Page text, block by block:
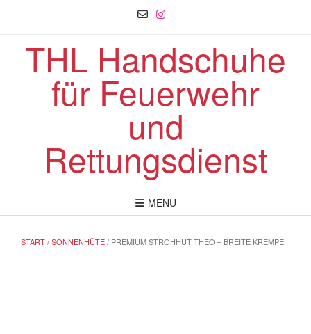
THL Handschuhe
für Feuerwehr
und
Rettungsdienst
MENU
START/SONNENHÜTE/ PREMIUM STROHHUT THEO – BREITE KREMPE